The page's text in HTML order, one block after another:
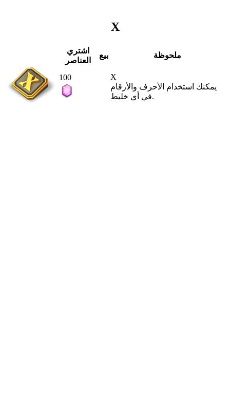
X
اشتري
العناصر
بيع ملحوظة
100
X
يمكنك استخدام الأحرف والأرقام
في أي خليط.